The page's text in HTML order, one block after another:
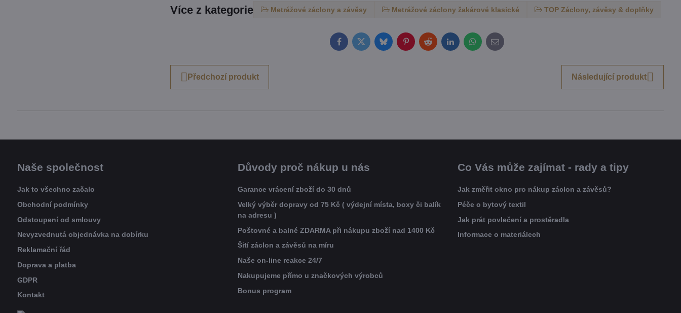
Více z kategorie Metrážové záclony a závěsy Metrážové záclony žakárové klasické TOP Záclony, závěsy & doplňky
FacebookTwitterBlueskyPinterestRedditLinkedInWhatsApp
E-
mail
Předchozí produkt Následující produkt
Naše společnost
Jak to všechno začalo
Obchodní podmínky
Odstoupení od smlouvy
Nevyzvednutá objednávka na dobírku
Reklamační řád
Doprava a platba
GDPR
Kontakt
Důvody proč nákup u nás
Garance vrácení zboží do 30 dnů
Velký výběr dopravy od 75 Kč ( výdejní místa, boxy či balík
na adresu )
Poštovné a balné ZDARMA při nákupu zboží nad 1400 Kč
Šití záclon a závěsů na míru
Naše on-line reakce 24/7
Nakupujeme přímo u značkových výrobců
Bonus program
Co Vás může zajímat - rady a tipy
Jak změřit okno pro nákup záclon a závěsů?
Péče o bytový textil
Jak prát povlečení a prostěradla
Informace o materiálech